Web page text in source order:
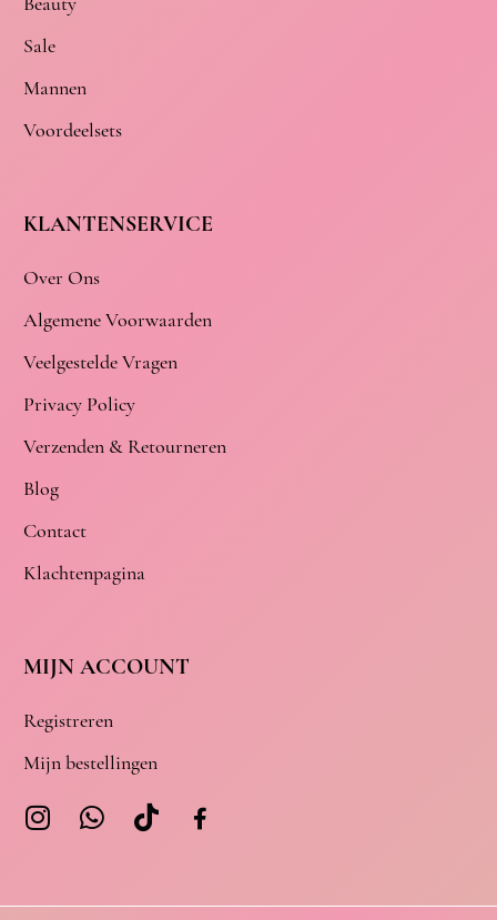
Sale
Mannen
Voordeelsets
KLANTENSERVICE
Over Ons
Algemene Voorwaarden
Veelgestelde Vragen
Privacy Policy
Verzenden & Retourneren
Blog
Contact
Klachtenpagina
MIJN ACCOUNT
Registreren
Mijn bestellingen